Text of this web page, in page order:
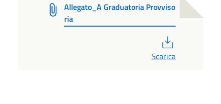
Allegato_A Graduatoria Provviso
ria
Scarica